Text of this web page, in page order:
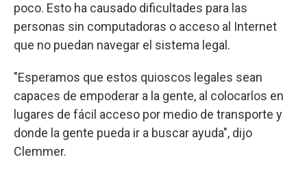
poco. Esto ha causado dificultades para las
personas sin computadoras o acceso al Internet
que no puedan navegar el sistema legal.
"Esperamos que estos quioscos legales sean
capaces de empoderar a la gente, al colocarlos en
lugares de fácil acceso por medio de transporte y
donde la gente pueda ir a buscar ayuda", dijo
Clemmer.